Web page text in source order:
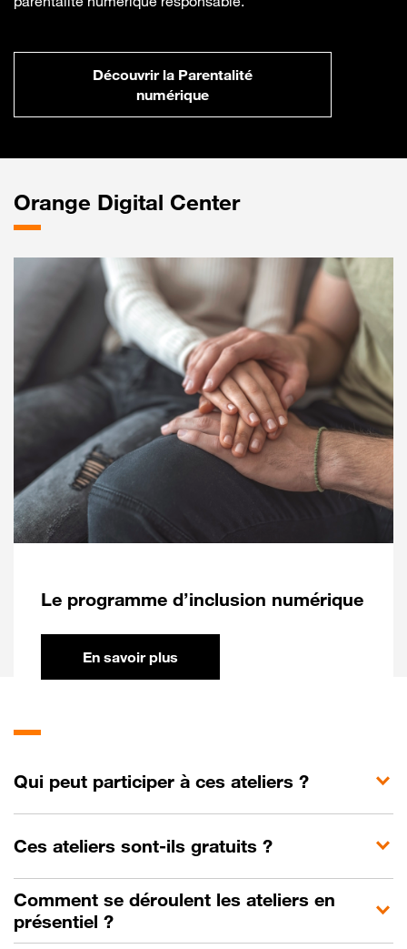
Découvrir la Parentalité
numérique
Orange Digital Center
Le programme d’inclusion numérique
En savoir plus
Qui peut participer à ces ateliers ?
Ces ateliers sont-ils gratuits ?
Comment se déroulent les ateliers en
présentiel ?